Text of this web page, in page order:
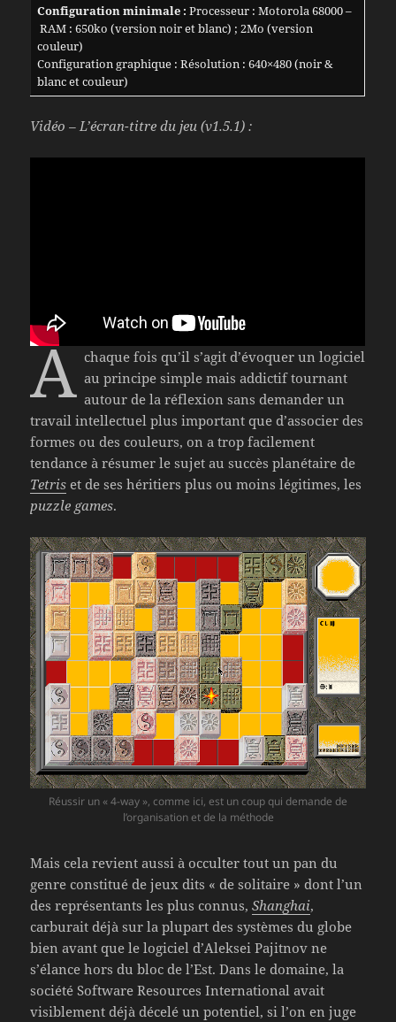
Configuration minimale : Processeur : Motorola 68000 –
RAM : 650ko (version noir et blanc) ; 2Mo (version
couleur)
Configuration graphique : Résolution : 640×480 (noir &
blanc et couleur)
Vidéo – L’écran-titre du jeu (v1.5.1) :
À chaque fois qu’il s’agit d’évoquer un logiciel
au principe simple mais addictif tournant
autour de la réflexion sans demander un
travail intellectuel plus important que d’associer des
formes ou des couleurs, on a trop facilement
tendance à résumer le sujet au succès planétaire de
Tetris et de ses héritiers plus ou moins légitimes, les
puzzle games.
Réussir un « 4-way », comme ici, est un coup qui demande de
l’organisation et de la méthode
Mais cela revient aussi à occulter tout un pan du
genre constitué de jeux dits « de solitaire » dont l’un
des représentants les plus connus,Shanghai,
carburait déjà sur la plupart des systèmes du globe
bien avant que le logiciel d’Aleksei Pajitnov ne
s’élance hors du bloc de l’Est. Dans le domaine, la
société Software Resources International avait
visiblement déjà décelé un potentiel, si l’on en juge